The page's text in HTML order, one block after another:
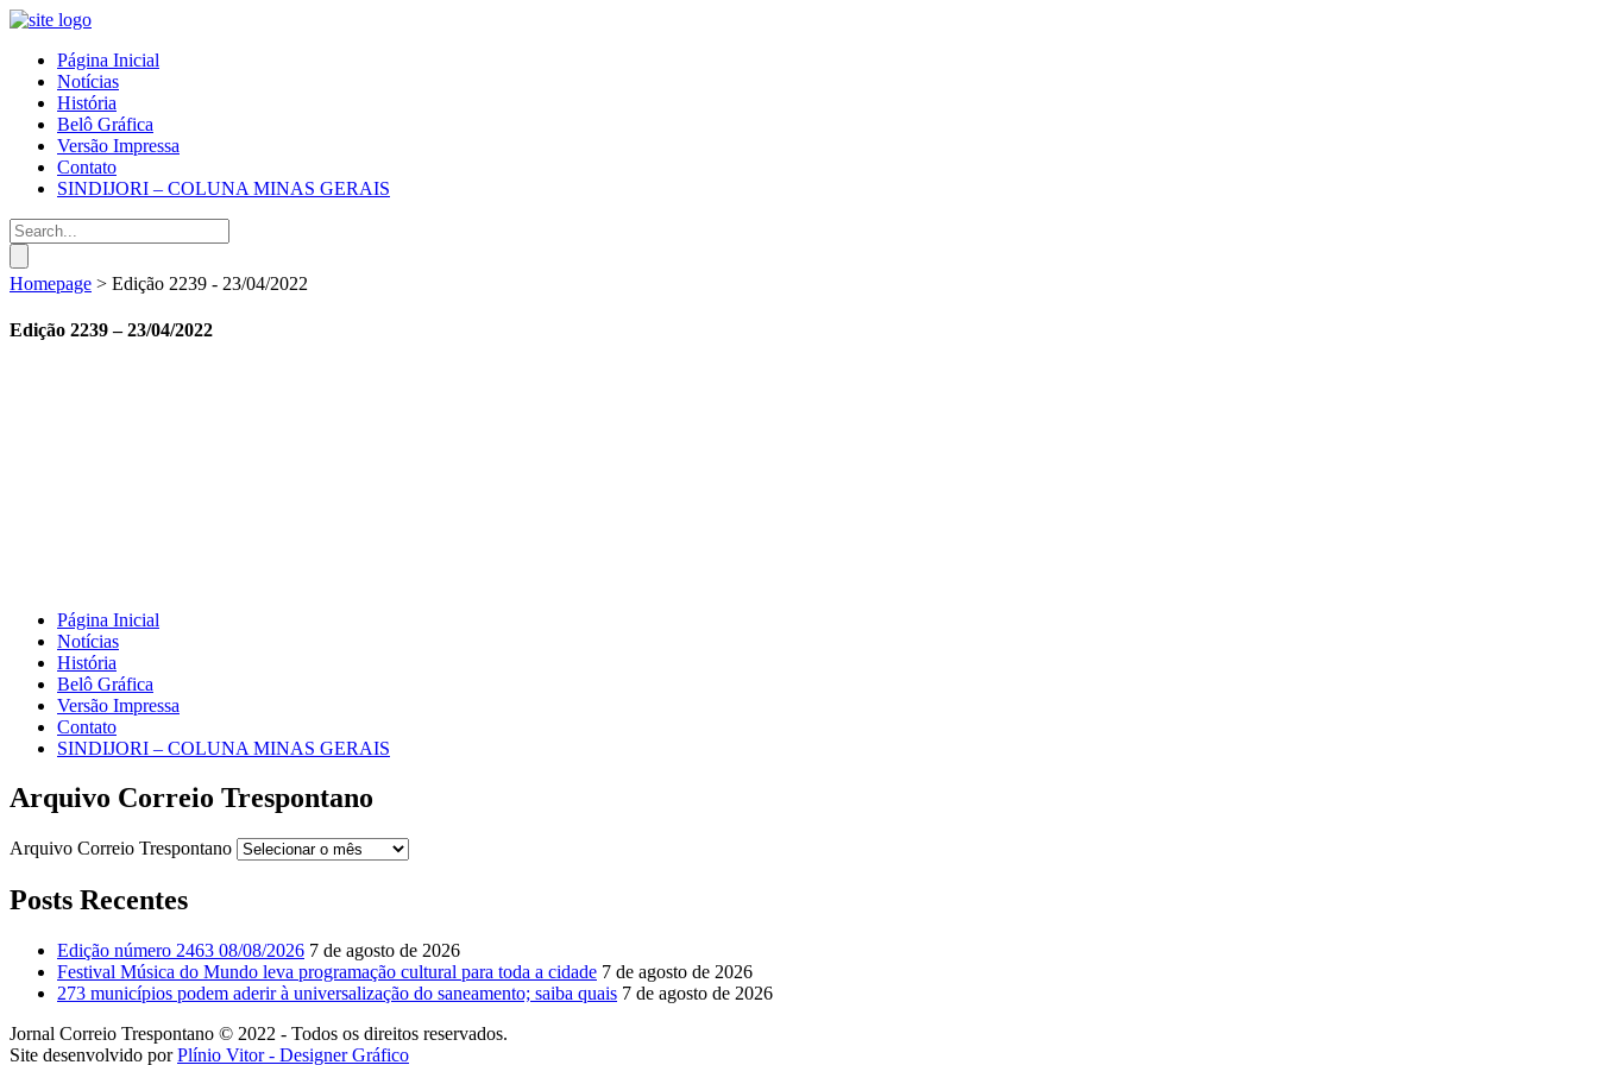
Página Inicial
Notícias
História
Belô Gráfica
Versão Impressa
Contato
SINDIJORI – COLUNA MINAS GERAIS
Homepage > Edição 2239 - 23/04/2022
Edição 2239 – 23/04/2022
Página Inicial
Notícias
História
Belô Gráfica
Versão Impressa
Contato
SINDIJORI – COLUNA MINAS GERAIS
Arquivo Correio Trespontano
Arquivo Correio Trespontano
Posts Recentes
Edição número 2463 08/08/2026 7 de agosto de 2026
Festival Música do Mundo leva programação cultural para toda a cidade 7 de agosto de 2026
273 municípios podem aderir à universalização do saneamento; saiba quais 7 de agosto de 2026
Jornal Correio Trespontano © 2022 - Todos os direitos reservados.
Site desenvolvido porPlínio Vitor - Designer Gráfico